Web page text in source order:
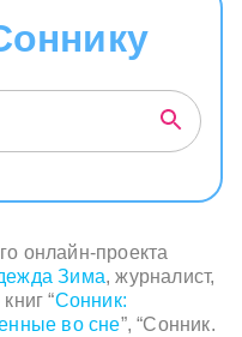
онлайн-проекта
Зима, журналист,
“Сонник:
во сне”, “Сонник.